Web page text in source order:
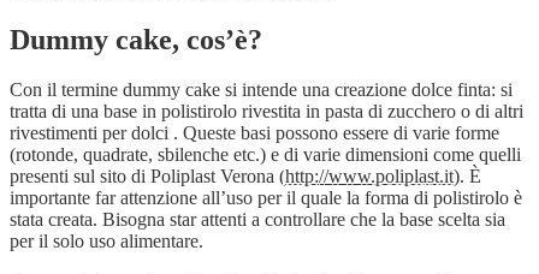
Dummy cake, cos’è?
Con il termine dummy cake si intende una creazione dolce finta: si
tratta di una base in polistirolo rivestita in pasta di zucchero o di altri
rivestimenti per dolci . Queste basi possono essere di varie forme
(rotonde, quadrate, sbilenche etc.) e di varie dimensioni come quelli
presenti sul sito di Poliplast Verona (http://www.poliplast.it). È
importante far attenzione all’uso per il quale la forma di polistirolo è
stata creata. Bisogna star attenti a controllare che la base scelta sia
per il solo uso alimentare.